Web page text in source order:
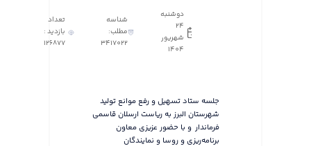
دوشنبه
24
شهریور
1404
شناسه
مطلب:
3417022
تعداد
بازدید :
126877
جلسه ستاد تسهیل و رفع موانع تولید
شهرستان البرز به ریاست ارسلان قاسمی
فرماندار و با حضور عزیزی معاون
برنامه‌ریزی و روسا و نمایندگان